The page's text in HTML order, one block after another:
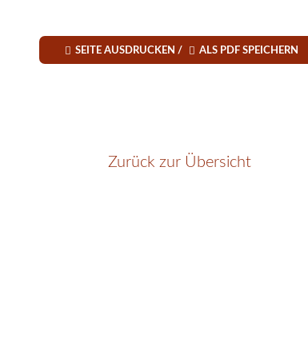
 SEITE AUSDRUCKEN /  ALS PDF SPEICHERN
Zurück zur Übersicht